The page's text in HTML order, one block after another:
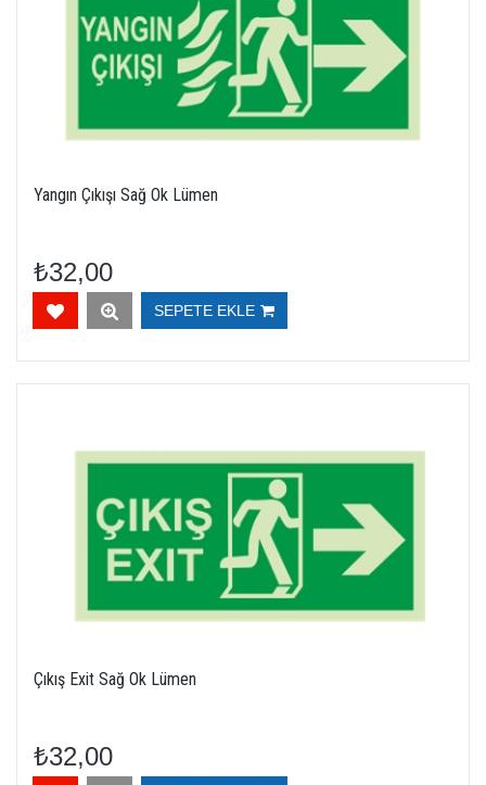
Yangın Çıkışı Sağ Ok Lümen
₺32,00
SEPETE EKLE
Çıkış Exit Sağ Ok Lümen
₺32,00